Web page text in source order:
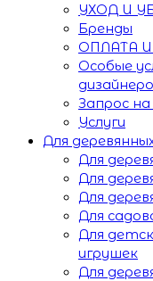
УХОД И
Бренды
ОПЛАТА
Особые
Запрос на
Услуги
Для
Для
Для
Для
Для
Для
игрушек
Для